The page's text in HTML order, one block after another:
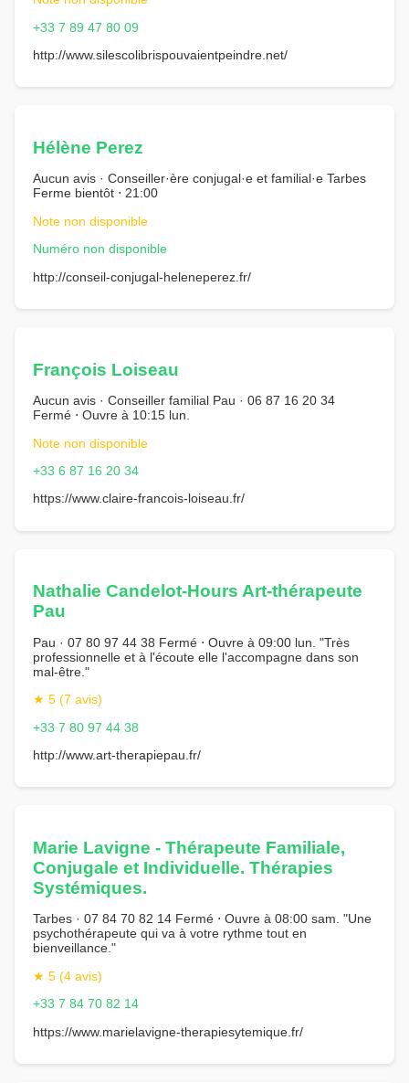
+33 7 89 47 80 09
http://www.silescolibrispouvaientpeindre.net/
Hélène Perez
Aucun avis · Conseiller·ère conjugal·e et familial·e Tarbes
Ferme bientôt ⋅ 21:00
Note non disponible
Numéro non disponible
http://conseil-conjugal-heleneperez.fr/
François Loiseau
Aucun avis · Conseiller familial Pau · 06 87 16 20 34
Fermé ⋅ Ouvre à 10:15 lun.
Note non disponible
+33 6 87 16 20 34
https://www.claire-francois-loiseau.fr/
Nathalie Candelot-Hours Art-thérapeute
Pau
Pau · 07 80 97 44 38 Fermé ⋅ Ouvre à 09:00 lun. "Très
professionnelle et à l'écoute elle l'accompagne dans son
mal-être."
★ 5 (7 avis)
+33 7 80 97 44 38
http://www.art-therapiepau.fr/
Marie Lavigne - Thérapeute Familiale,
Conjugale et Individuelle. Thérapies
Systémiques.
Tarbes · 07 84 70 82 14 Fermé ⋅ Ouvre à 08:00 sam. "Une
psychothérapeute qui va à votre rythme tout en
bienveillance."
★ 5 (4 avis)
+33 7 84 70 82 14
https://www.marielavigne-therapiesytemique.fr/